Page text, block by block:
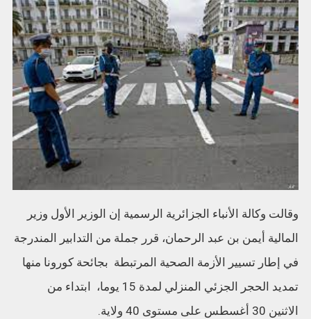
وقالت وكالة الأنباء الجزائرية الرسمية إن الوزير الأول وزير
المالية أيمن بن عبد الرحمان، قرر جملة من التدابير المندرجة
في إطار تسيير الأزمة الصحية المرتبطة بجائحة كورونا منها
تمديد الحجر الجزئي المنزلي لمدة 15 يوما، ابتداء من
الاثنين 30 أغسطس على مستوى 40 ولاية.